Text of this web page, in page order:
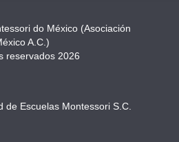
do México (Asociación
A.C.)
reservados 2026
de Escuelas Montessori S.C.